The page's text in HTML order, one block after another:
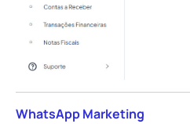
WhatsApp Marketing